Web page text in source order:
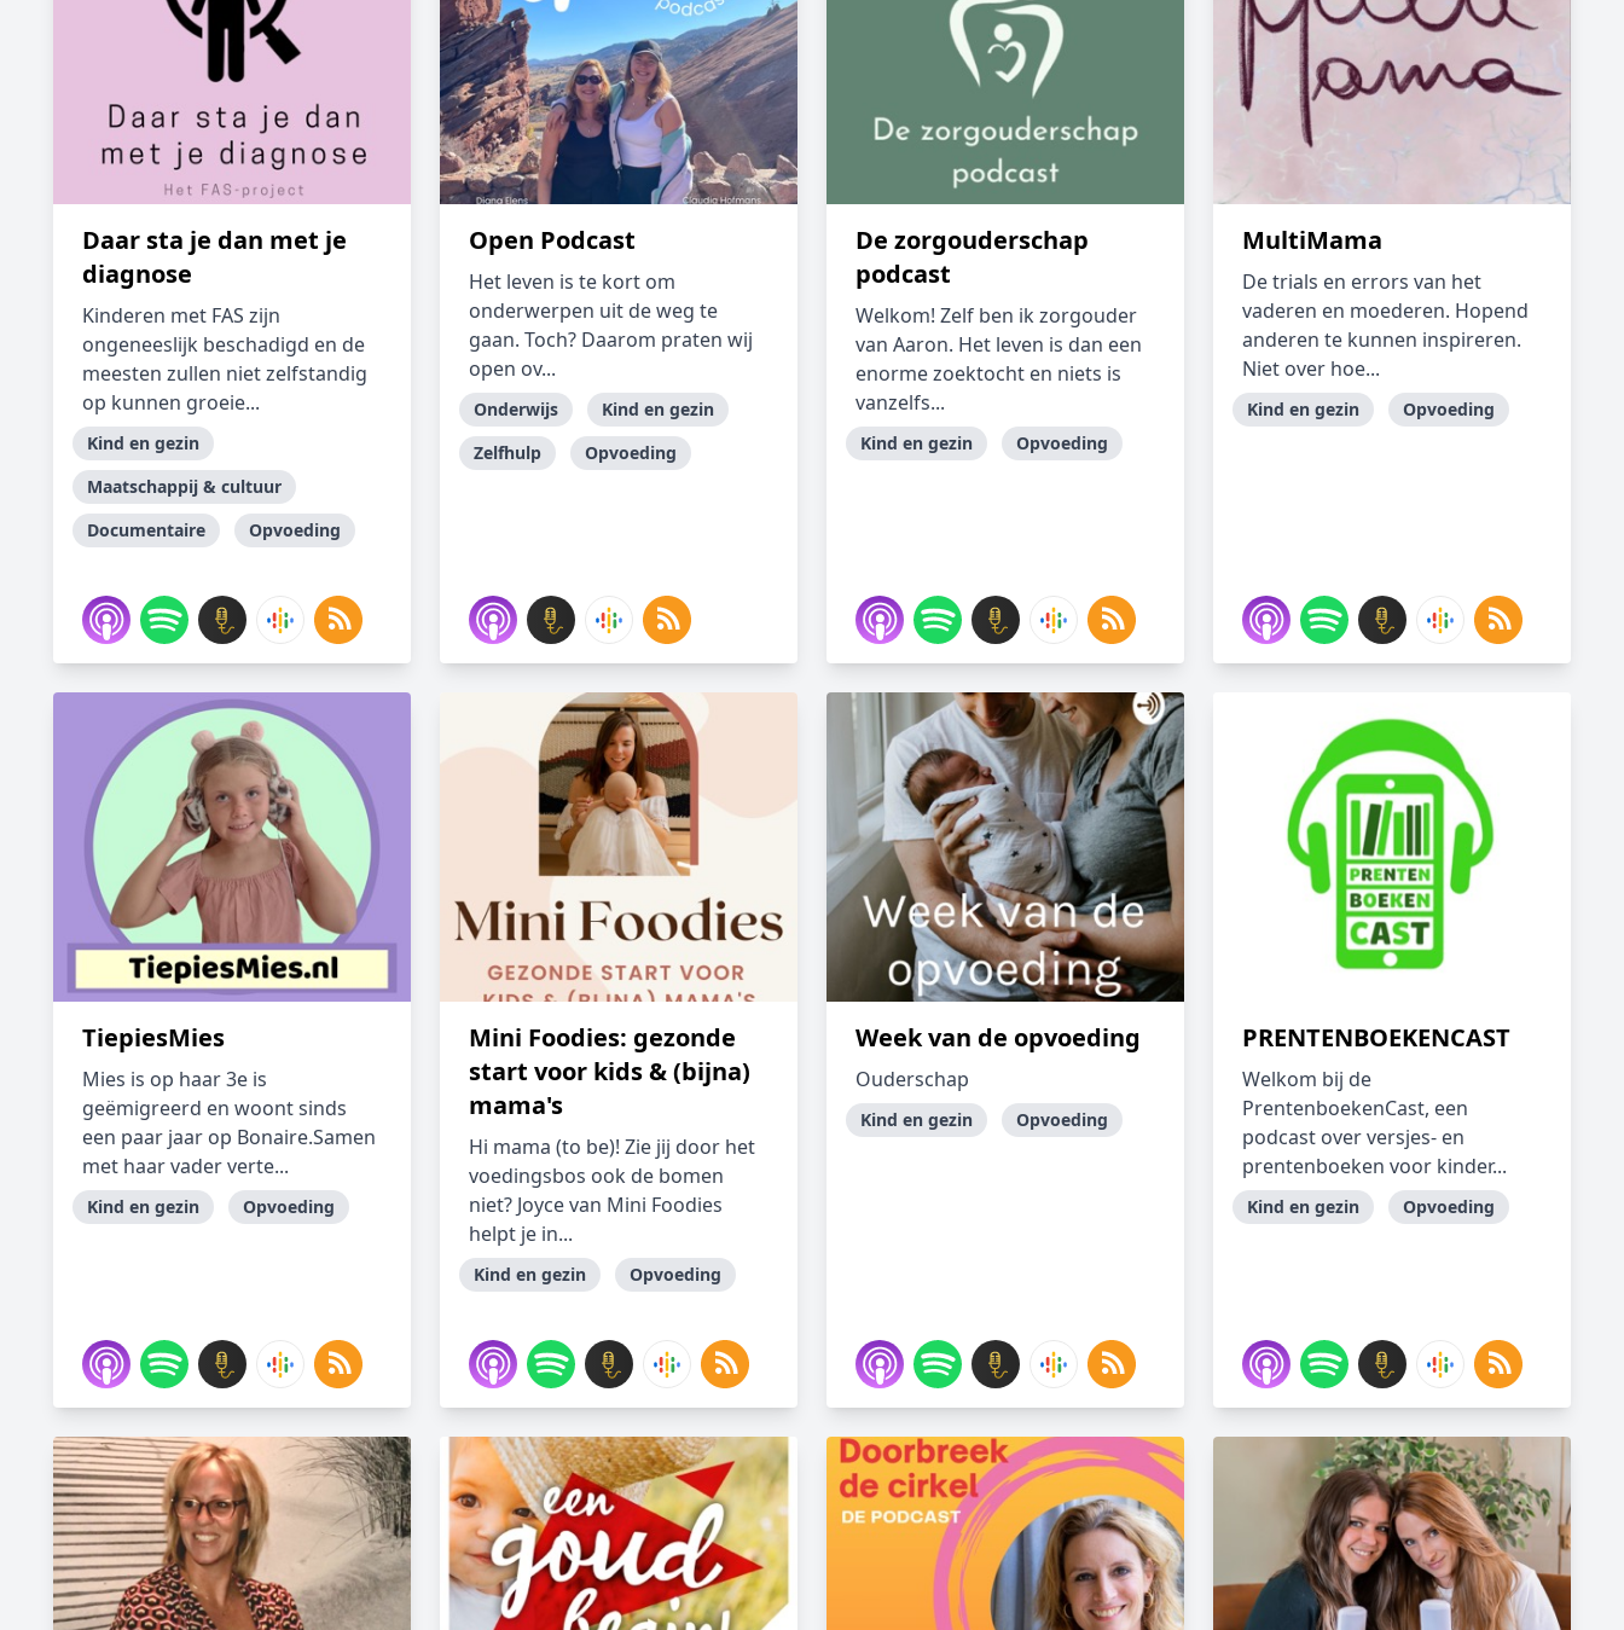
Daar sta je dan met je
diagnose
Kinderen met FAS zijn
ongeneeslijk beschadigd en de
meesten zullen niet zelfstandig
op kunnen groeie...
Kind en gezin
Maatschappij & cultuur
Documentaire
Opvoeding
Open Podcast
Het leven is te kort om
onderwerpen uit de weg te
gaan. Toch? Daarom praten wij
open ov...
Onderwijs
Kind en gezin
Zelfhulp
Opvoeding
De zorgouderschap
podcast
Welkom! Zelf ben ik zorgouder
van Aaron. Het leven is dan een
enorme zoektocht en niets is
vanzelfs...
Kind en gezin Opvoeding
MultiMama
De trials en errors van het
vaderen en moederen. Hopend
anderen te kunnen inspireren.
Niet over hoe...
Kind en gezin Opvoeding
TiepiesMies
Mies is op haar 3e is
geëmigreerd en woont sinds
een paar jaar op Bonaire.Samen
met haar vader verte...
Kind en gezin Opvoeding
Mini Foodies: gezonde
start voor kids & (bijna)
mama's
Hi mama (to be)! Zie jij door het
voedingsbos ook de bomen
niet? Joyce van Mini Foodies
helpt je in...
Kind en gezin Opvoeding
Week van de opvoeding
Ouderschap
Kind en gezin Opvoeding
PRENTENBOEKENCAST
Welkom bij de
PrentenboekenCast, een
podcast over versjes- en
prentenboeken voor kinder...
Kind en gezin Opvoeding